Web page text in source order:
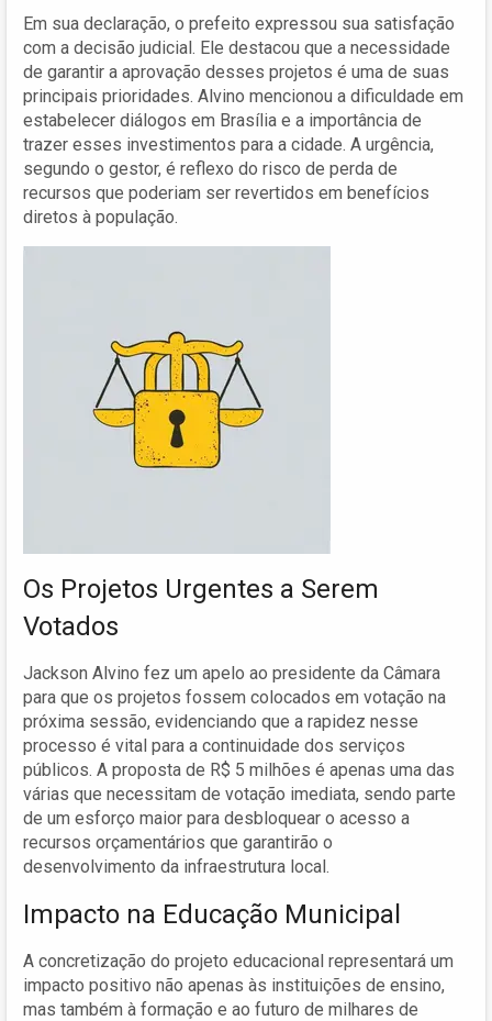
Em sua declaração, o prefeito expressou sua satisfação
com a decisão judicial. Ele destacou que a necessidade
de garantir a aprovação desses projetos é uma de suas
principais prioridades. Alvino mencionou a dificuldade em
estabelecer diálogos em Brasília e a importância de
trazer esses investimentos para a cidade. A urgência,
segundo o gestor, é reflexo do risco de perda de
recursos que poderiam ser revertidos em benefícios
diretos à população.
Os Projetos Urgentes a Serem
Votados
Jackson Alvino fez um apelo ao presidente da Câmara
para que os projetos fossem colocados em votação na
próxima sessão, evidenciando que a rapidez nesse
processo é vital para a continuidade dos serviços
públicos. A proposta de R$ 5 milhões é apenas uma das
várias que necessitam de votação imediata, sendo parte
de um esforço maior para desbloquear o acesso a
recursos orçamentários que garantirão o
desenvolvimento da infraestrutura local.
Impacto na Educação Municipal
A concretização do projeto educacional representará um
impacto positivo não apenas às instituições de ensino,
mas também à formação e ao futuro de milhares de